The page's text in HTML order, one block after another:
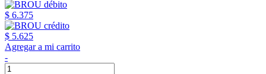
$ 6.375
$ 5.625
Agregar a mi carrito
-